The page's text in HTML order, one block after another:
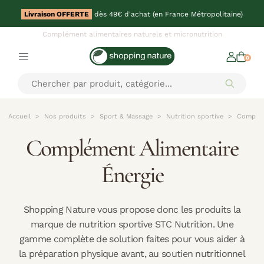
Livraison OFFERTE dès 49€ d'achat (en France Métropolitaine)
Complément alimentaires naturels et micronutrition
0
Accueil Nos produits Sport & Massage Nutrition sportive
Complément Alimentaire
Énergie
Shopping Nature vous propose donc les produits la
marque de nutrition sportive STC Nutrition. Une
gamme complète de solution faites pour vous aider à
la préparation physique avant, au soutien nutritionnel